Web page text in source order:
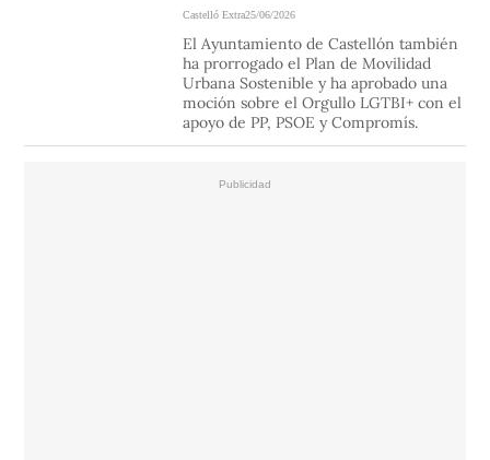
Castelló Extra25/06/2026
El Ayuntamiento de Castellón también
ha prorrogado el Plan de Movilidad
Urbana Sostenible y ha aprobado una
moción sobre el Orgullo LGTBI+ con el
apoyo de PP, PSOE y Compromís.